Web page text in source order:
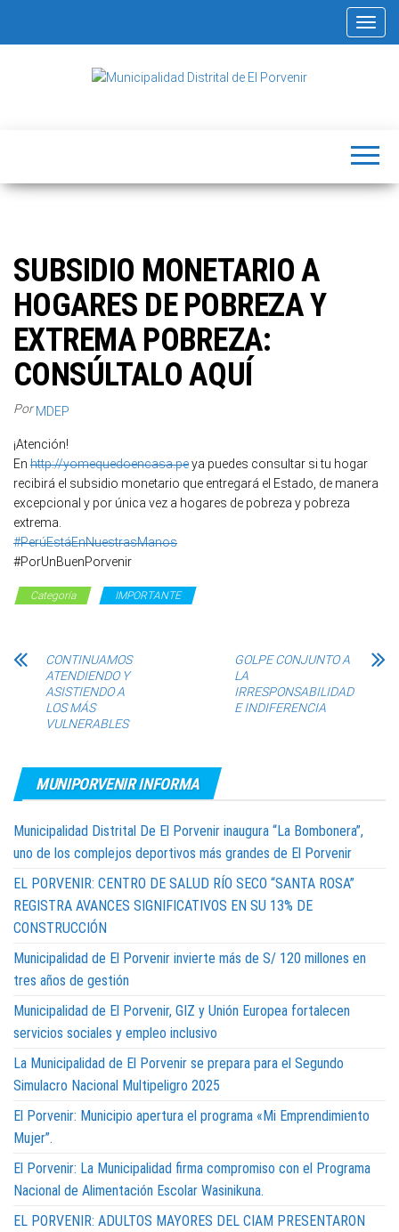
SUBSIDIO MONETARIO A
HOGARES DE POBREZA Y
EXTREMA POBREZA:
CONSÚLTALO AQUÍ
Por MDEP
¡Atención!
En http://yomequedoencasa.peya puedes consultar si tu hogar
recibirá el subsidio monetario que entregará el Estado, de manera
excepcional y por única vez a hogares de pobreza y pobreza
extrema.
#PerúEstáEnNuestrasManos
#PorUnBuenPorvenir
Categoría IMPORTANTE
CONTINUAMOS
ATENDIENDO Y
ASISTIENDO A
LOS MÁS
VULNERABLES
GOLPE CONJUNTO A
LA
IRRESPONSABILIDAD
E INDIFERENCIA
MUNIPORVENIR INFORMA
Municipalidad Distrital De El Porvenir inaugura “La Bombonera”,
uno de los complejos deportivos más grandes de El Porvenir
EL PORVENIR: CENTRO DE SALUD RÍO SECO “SANTA ROSA”
REGISTRA AVANCES SIGNIFICATIVOS EN SU 13% DE
CONSTRUCCIÓN
Municipalidad de El Porvenir invierte más de S/ 120 millones en
tres años de gestión
Municipalidad de El Porvenir, GIZ y Unión Europea fortalecen
servicios sociales y empleo inclusivo
La Municipalidad de El Porvenir se prepara para el Segundo
Simulacro Nacional Multipeligro 2025
El Porvenir: Municipio apertura el programa «Mi Emprendimiento
Mujer”.
El Porvenir: La Municipalidad firma compromiso con el Programa
Nacional de Alimentación Escolar Wasinikuna.
EL PORVENIR: ADULTOS MAYORES DEL CIAM PRESENTARON